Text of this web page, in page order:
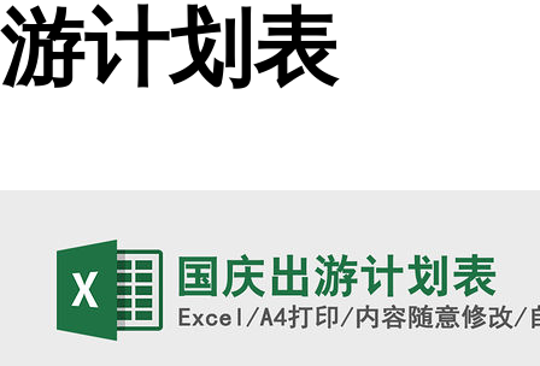
游计划表